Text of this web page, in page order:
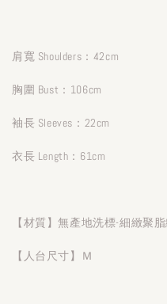
肩寬 Shoulders：42cm
胸圍 Bust：106cm
袖長 Sleeves：22cm
衣長 Length：61cm
【材質】無產地洗標-細緻聚
【人台尺寸】Ｍ